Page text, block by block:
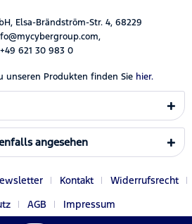
Elsa-Brändström-Str. 4, 68229
621 30 983 0
unseren Produkten finden Sie hier.
angesehen
Kontakt
Widerrufsrecht
AGB Impressum